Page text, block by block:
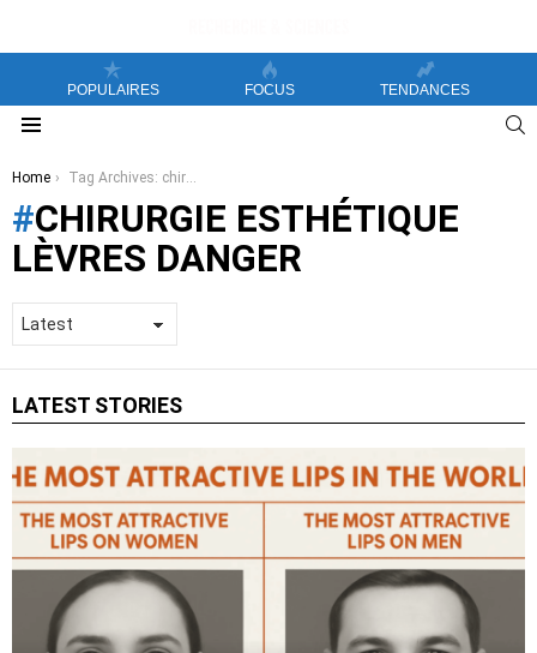
POPULAIRES FOCUS TENDANCES
You are here:
Home Tag Archives: chirurgie esthétique lèvres danger
CHIRURGIE ESTHÉTIQUE
LÈVRES DANGER
LATEST STORIES